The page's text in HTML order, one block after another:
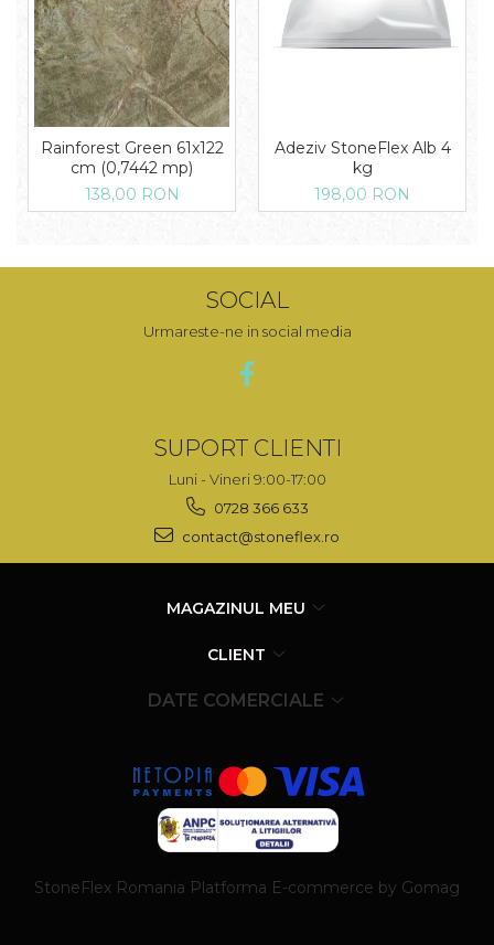
Rainforest Green 61x122
cm (0,7442 mp)
138,00 RON
Adeziv StoneFlex Alb 4
kg
198,00 RON
SOCIAL
Urmareste-ne in social media
SUPORT CLIENTI
Luni - Vineri 9:00-17:00
0728 366 633
contact@stoneflex.ro
MAGAZINUL MEU
CLIENT
DATE COMERCIALE
StoneFlex Romania Platforma E-commerce by Gomag